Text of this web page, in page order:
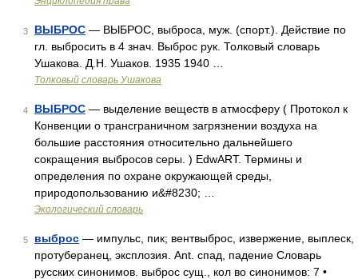
3 ВЫБРОС — ВЫБРОС, выброса, муж. (спорт.). Действие по
гл. выбросить в 4 знач. Выброс рук. Толковый словарь
Ушакова. Д.Н. Ушаков. 1935 1940 …
Толковый словарь Ушакова
4 ВЫБРОС — выделение веществ в атмосферу ( Протокол к
Конвенции о трансграничном загрязнении воздуха на
большие расстояния относительно дальнейшего
сокращения выбросов серы. ) EdwART. Термины и
определения по охране окружающей среды,
природопользованию и&#8230; …
Экологический словарь
5 выброс — импульс, пик; вентвыброс, извержение, выплеск,
протуберанец, эксплозия. Ant. спад, падение Словарь
русских синонимов. выброс сущ., кол во синонимов: 7 •